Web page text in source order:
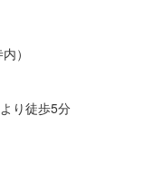
）
り徒歩5分